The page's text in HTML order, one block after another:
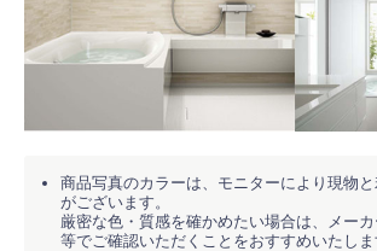
商品写真のカラーは、モニターにより現物
がございます。
厳密な色・質感を確かめたい場合は、メー
等でご確認いただくことをおすすめいたしま